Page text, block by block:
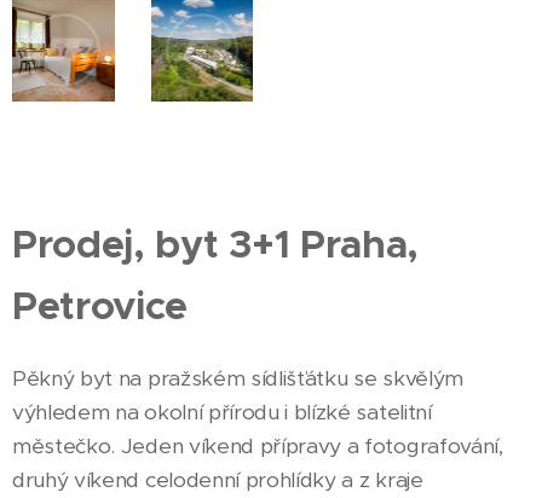
Prodej, byt 3+1 Praha,
Petrovice
Pěkný byt na pražském sídlišťátku se skvělým
výhledem na okolní přírodu i blízké satelitní
městečko. Jeden víkend přípravy a fotografování,
druhý víkend celodenní prohlídky a z kraje